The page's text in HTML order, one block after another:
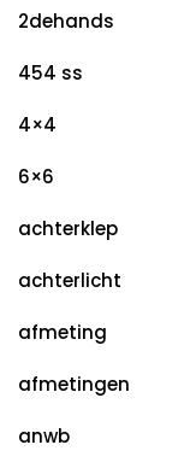
2dehands
454 ss
4×4
6×6
achterklep
achterlicht
afmeting
afmetingen
anwb